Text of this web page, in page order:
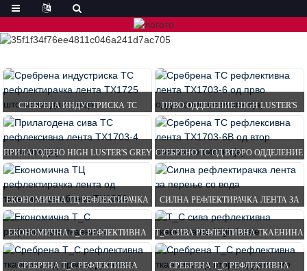
СРЕБРЕНА ИНДУСТРИСКА TC
РЕФЛЕКТИРАЧКА ЛЕНТА Т...
ПРВО ОДДЕЛЕНИЕ HIGH LUSTER'S
SILVER TC REFL...
ПРИЛАГОДЕНО HIGH LUSTER'S GREY
TC REFLECTIVE T...
СРЕБРЕНО TC ОД ВТОРО ОДДЕЛЕНИЕ
СО ВИСОК СЈАЈ...
ЕКОНОМИЧНА ТЦ РЕФЛЕКТИРАЧКА
ЛЕНТА ОД ТКАЕНИНА ЗА
ПЛАТНЕНА...
СИЛНА РЕФЛЕКТИРАЧКА ЛЕНТА ЗА
ПЕРЕЊЕ СО ВОДА
ЕКОНОМИЧНА T_C РЕФЛЕКТИВНА
ТКАЕНИНА
T_C СИВА РЕФЛЕКТИВНА ТКАЕНИНА
НА HIGH LUSTER
СРЕБРЕНА T_C РЕФЛЕКТИВНА
СРЕБРЕНА T_C РЕФЛЕКТИВНА